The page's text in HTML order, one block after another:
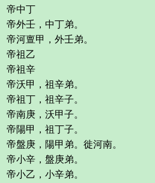
帝中丁
帝外壬，中丁弟。
帝河亶甲，外壬弟。
帝祖乙
帝祖辛
帝沃甲，祖辛弟。
帝祖丁，祖辛子。
帝南庚，沃甲子。
帝陽甲，祖丁子。
帝盤庚，陽甲弟。徙河南。
帝小辛，盤庚弟。
帝小乙，小辛弟。